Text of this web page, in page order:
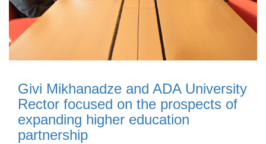
Givi Mikhanadze and ADA University
Rector focused on the prospects of
expanding higher education
partnership